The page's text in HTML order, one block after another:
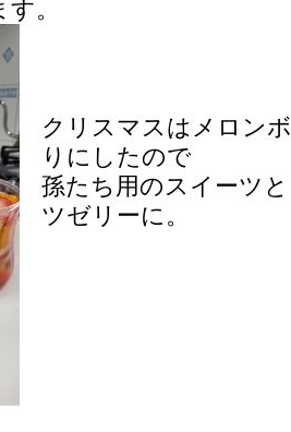
。
クリスマスはメロン
りにしたので
孫たち用のスイーツ
ツゼリーに。